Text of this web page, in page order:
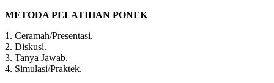
METODA PELATIHAN PONEK
1. Ceramah/Presentasi.
2. Diskusi.
3. Tanya Jawab.
4. Simulasi/Praktek.